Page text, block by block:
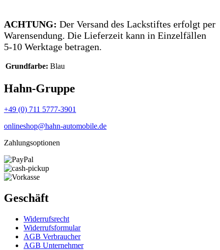
ACHTUNG: Der Versand des Lackstiftes erfolgt per
Warensendung. Die Lieferzeit kann in Einzelfällen
5-10 Werktage betragen.
Grundfarbe: Blau
Hahn-Gruppe
+49 (0) 711 5777-3901
onlineshop@hahn-automobile.de
Zahlungsoptionen
Geschäft
Widerrufs­recht
Widerrufs­formular
AGB Verbraucher
AGB Unternehmer